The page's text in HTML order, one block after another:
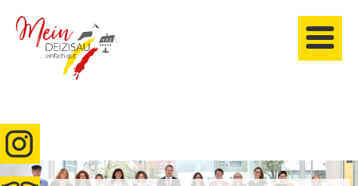
anmelden